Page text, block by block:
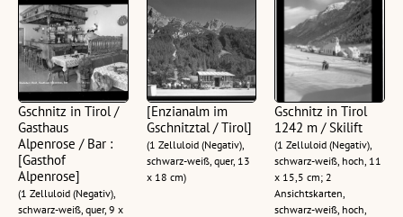
Gschnitz in Tirol /
Gasthaus
Alpenrose / Bar :
[Gasthof
Alpenrose]
(1 Zelluloid (Negativ),
schwarz-weiß, quer, 9 x
[Enzianalm im
Gschnitztal / Tirol]
(1 Zelluloid (Negativ),
schwarz-weiß, quer, 13
x 18 cm)
Gschnitz in Tirol
1242 m / Skilift
(1 Zelluloid (Negativ),
schwarz-weiß, hoch, 11
x 15,5 cm; 2
Ansichtskarten,
schwarz-weiß, hoch,